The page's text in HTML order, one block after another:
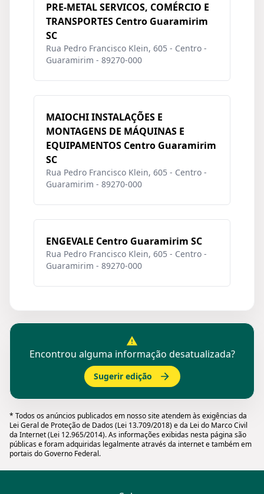
PRE-METAL SERVICOS, COMÉRCIO E
TRANSPORTES Centro Guaramirim
SC
Rua Pedro Francisco Klein, 605 - Centro -
Guaramirim - 89270-000
MAIOCHI INSTALAÇÕES E
MONTAGENS DE MÁQUINAS E
EQUIPAMENTOS Centro Guaramirim
SC
Rua Pedro Francisco Klein, 605 - Centro -
Guaramirim - 89270-000
ENGEVALE Centro Guaramirim SC
Rua Pedro Francisco Klein, 605 - Centro -
Guaramirim - 89270-000
Encontrou alguma informação desatualizada?
Sugerir edição
* Todos os anúncios publicados em nosso site atendem às exigências da
Lei Geral de Proteção de Dados (Lei 13.709/2018) e da Lei do Marco Civil
da Internet (Lei 12.965/2014). As informações exibidas nesta página são
públicas e foram adquiridas legalmente através da internet e também em
portais do Governo Federal.